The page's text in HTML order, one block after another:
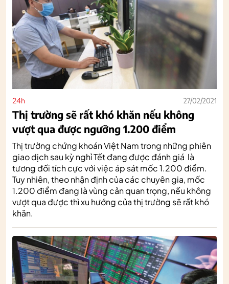
24h 27/02/2021
Thị trường sẽ rất khó khăn nếu không
vượt qua được ngưỡng 1.200 điểm
Thị trường chứng khoán Việt Nam trong những phiên
giao dịch sau kỳ nghỉ Tết đang được đánh giá là
tương đối tích cực với việc áp sát mốc 1.200 điểm.
Tuy nhiên, theo nhận định của các chuyên gia, mốc
1.200 điểm đang là vùng cản quan trọng, nếu không
vượt qua được thì xu hướng của thị trường sẽ rất khó
khăn.